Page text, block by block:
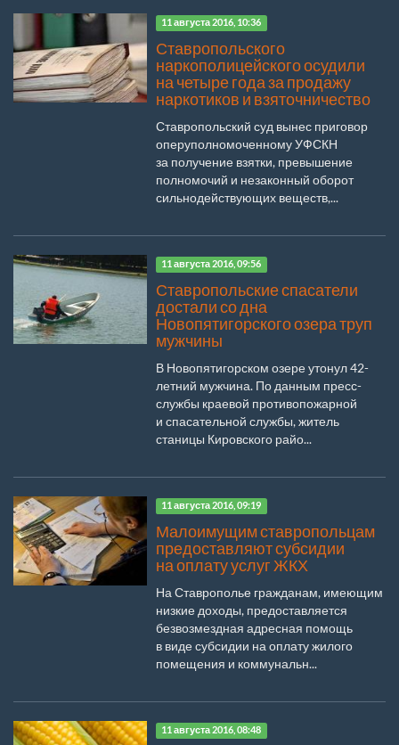
11 августа 2016, 10:36
Ставропольского
наркополицейского осудили
на четыре года за продажу
наркотиков и взяточничество
Ставропольский суд вынес приговор
оперуполномоченному УФСКН
за получение взятки, превышение
полномочий и незаконный оборот
сильнодействующих веществ,...
11 августа 2016, 09:56
Ставропольские спасатели
достали со дна
Новопятигорского озера труп
мужчины
В Новопятигорском озере утонул 42-
летний мужчина. По данным пресс-
службы краевой противопожарной
и спасательной службы, житель
станицы Кировского райо...
11 августа 2016, 09:19
Малоимущим ставропольцам
предоставляют субсидии
на оплату услуг ЖКХ
На Ставрополье гражданам, имеющим
низкие доходы, предоставляется
безвозмездная адресная помощь
в виде субсидии на оплату жилого
помещения и коммунальн...
11 августа 2016, 08:48